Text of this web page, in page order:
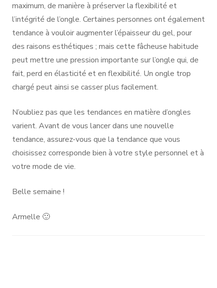
maximum, de manière à préserver la flexibilité et
l’intégrité de l’ongle. Certaines personnes ont également
tendance à vouloir augmenter l’épaisseur du gel, pour
des raisons esthétiques ; mais cette fâcheuse habitude
peut mettre une pression importante sur l’ongle qui, de
fait, perd en élasticité et en flexibilité. Un ongle trop
chargé peut ainsi se casser plus facilement.
N’oubliez pas que les tendances en matière d’ongles
varient. Avant de vous lancer dans une nouvelle
tendance, assurez-vous que la tendance que vous
choisissez corresponde bien à votre style personnel et à
votre mode de vie.
Belle semaine !
Armelle 🙂